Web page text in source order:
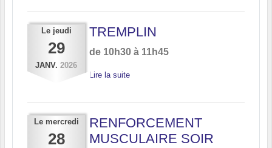
Le jeudi
29
JANV. 2026
TREMPLIN
de 10h30 à 11h45
Lire la suite
Le mercredi
28
RENFORCEMENT
MUSCULAIRE SOIR